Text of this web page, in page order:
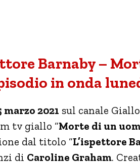
Barnaby –
in onda
marzo 2021 sul canale
tv giallo “Morte di un
dal titolo “L’ispettore
di Caroline Graham.